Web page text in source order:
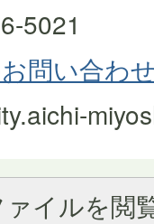
5021
問い合わ
ァイルを閲